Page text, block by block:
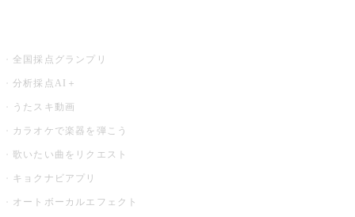
全国採点グランプリ
分析採点AI＋
うたスキ動画
カラオケで楽器を弾こう
歌いたい曲をリクエスト
キョクナビアプリ
オートボーカルエフェクト